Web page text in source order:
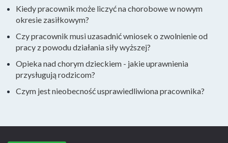
Kiedy pracownik może liczyć na chorobowe w nowym
okresie zasiłkowym?
Czy pracownik musi uzasadnić wniosek o zwolnienie od
pracy z powodu działania siły wyższej?
Opieka nad chorym dzieckiem - jakie uprawnienia
przysługują rodzicom?
Czym jest nieobecność usprawiedliwiona pracownika?